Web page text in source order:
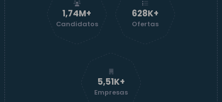
1,74M+
Candidatos
629K+
Ofertas
5,51K+
Empresas